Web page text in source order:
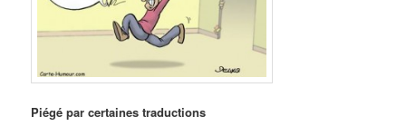
Piégé par certaines traductions